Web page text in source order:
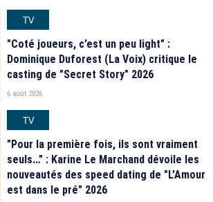
TV
"Coté joueurs, c’est un peu light" :
Dominique Duforest (La Voix) critique le
casting de "Secret Story" 2026
6 août 2026
TV
"Pour la première fois, ils sont vraiment
seuls…" : Karine Le Marchand dévoile les
nouveautés des speed dating de "L'Amour
est dans le pré" 2026